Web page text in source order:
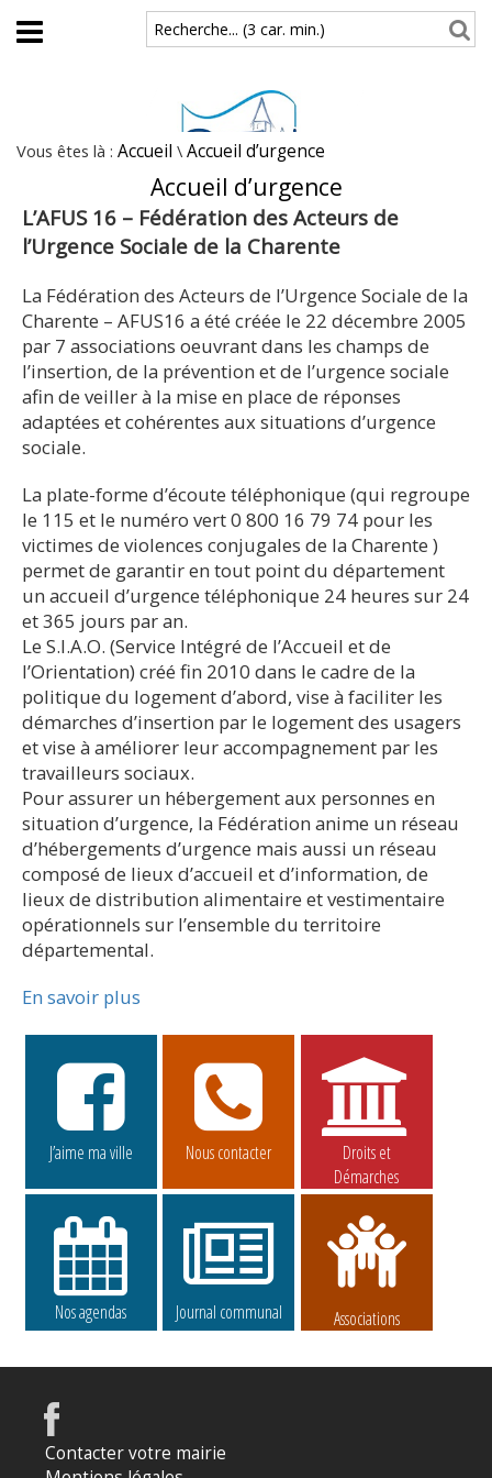
Aller au contenu principal
Recherche... (3 car. min.)
Vous êtes là : Accueil \ Accueil d’urgence
Accueil d’urgence
L’AFUS 16 – Fédération des Acteurs de
l’Urgence Sociale de la Charente
La Fédération des Acteurs de l’Urgence Sociale de la
Charente – AFUS16 a été créée le 22 décembre 2005
par 7 associations oeuvrant dans les champs de
l’insertion, de la prévention et de l’urgence sociale
afin de veiller à la mise en place de réponses
adaptées et cohérentes aux situations d’urgence
sociale.
La plate-forme d’écoute téléphonique (qui regroupe
le 115 et le numéro vert 0 800 16 79 74 pour les
victimes de violences conjugales de la Charente )
permet de garantir en tout point du département
un accueil d’urgence téléphonique 24 heures sur 24
et 365 jours par an.
Le S.I.A.O. (Service Intégré de l’Accueil et de
l’Orientation) créé fin 2010 dans le cadre de la
politique du logement d’abord, vise à faciliter les
démarches d’insertion par le logement des usagers
et vise à améliorer leur accompagnement par les
travailleurs sociaux.
Pour assurer un hébergement aux personnes en
situation d’urgence, la Fédération anime un réseau
d’hébergements d’urgence mais aussi un réseau
composé de lieux d’accueil et d’information, de
lieux de distribution alimentaire et vestimentaire
opérationnels sur l’ensemble du territoire
départemental.
En savoir plus
J’aime ma ville Nous contacter
Droits et
Démarches
Nos agendas Journal communal Associations
Contacter votre mairie